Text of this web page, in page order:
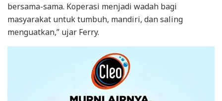
bersama-sama. Koperasi menjadi wadah bagi
masyarakat untuk tumbuh, mandiri, dan saling
menguatkan,” ujar Ferry.